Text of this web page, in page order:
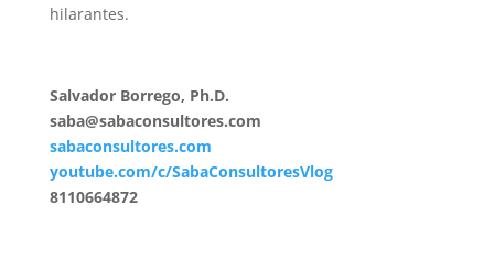
hilarantes.
Salvador Borrego, Ph.D.
saba@sabaconsultores.com
sabaconsultores.com
youtube.com/c/SabaConsultoresVlog
8110664872